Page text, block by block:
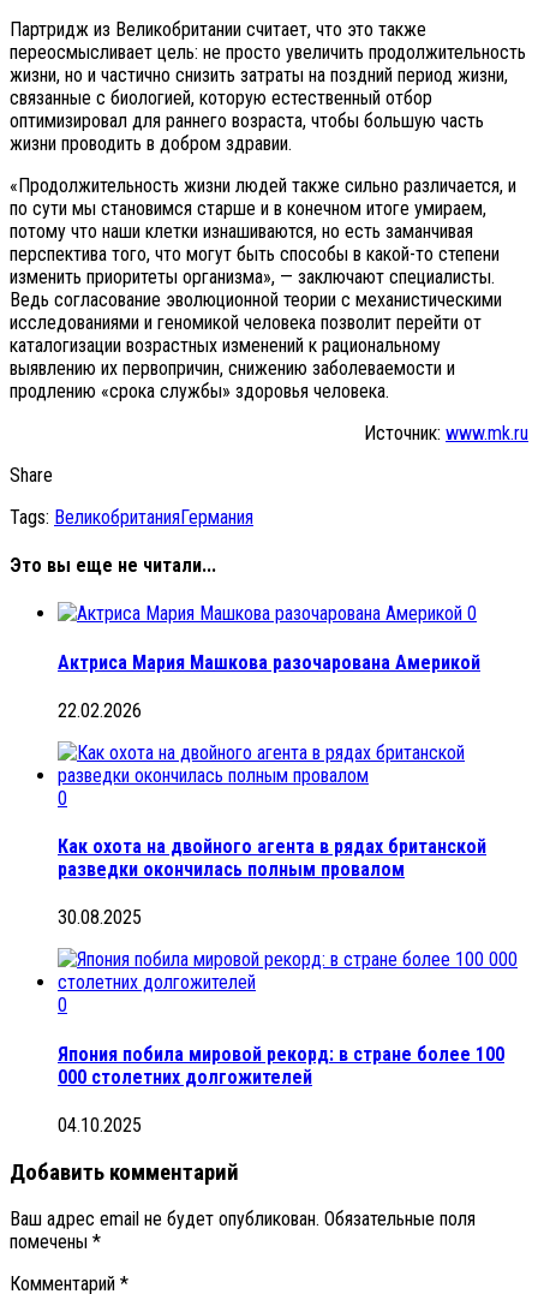
Партридж из Великобритании считает, что это также
переосмысливает цель: не просто увеличить продолжительность
жизни, но и частично снизить затраты на поздний период жизни,
связанные с биологией, которую естественный отбор
оптимизировал для раннего возраста, чтобы большую часть
жизни проводить в добром здравии.
«Продолжительность жизни людей также сильно различается, и
по сути мы становимся старше и в конечном итоге умираем,
потому что наши клетки изнашиваются, но есть заманчивая
перспектива того, что могут быть способы в какой-то степени
изменить приоритеты организма», — заключают специалисты.
Ведь согласование эволюционной теории с механистическими
исследованиями и геномикой человека позволит перейти от
каталогизации возрастных изменений к рациональному
выявлению их первопричин, снижению заболеваемости и
продлению «срока службы» здоровья человека.
Источник: www.mk.ru
Share
Tags: ВеликобританияГермания
Это вы еще не читали...
0
Актриса Мария Машкова разочарована Америкой
22.02.2026
0
Как охота на двойного агента в рядах британской
разведки окончилась полным провалом
30.08.2025
0
Япония побила мировой рекорд: в стране более 100
000 столетних долгожителей
04.10.2025
Добавить комментарий
Ваш адрес email не будет опубликован. Обязательные поля
помечены *
Комментарий *